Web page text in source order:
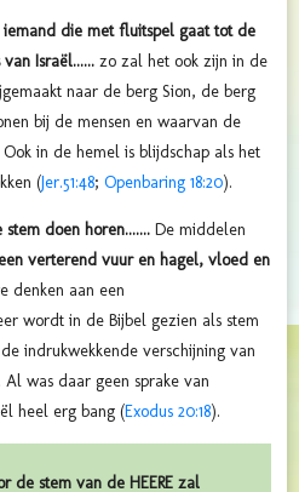
die met fluitspel gaat tot de
Israël...... zo zal het ook zijn in de
naar de berg Sion, de berg
bij de mensen en waarvan de
in de hemel is blijdschap als het
(Jer.51:48; Openbaring 18:20).
stem doen horen....... De middelen
een verterend vuur en hagel, vloed en
denken aan een
wordt in de Bijbel gezien als stem
indrukwekkende verschijning van
was daar geen sprake van
heel erg bang (Exodus 20:18).
de stem van de HEERE zal